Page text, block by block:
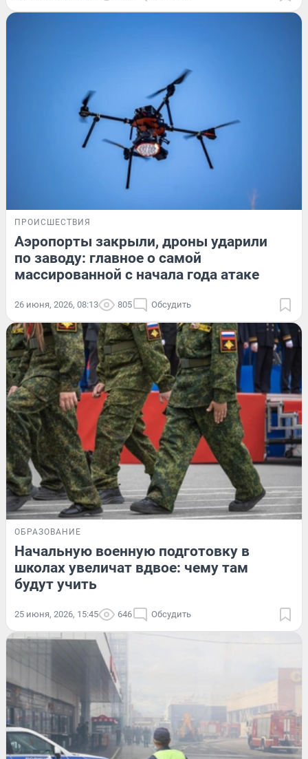
ПРОИСШЕСТВИЯ
Аэропорты закрыли, дроны ударили
по заводу: главное о самой
массированной с начала года атаке
26 июня, 2026, 08:13 805 Обсудить
ОБРАЗОВАНИЕ
Начальную военную подготовку в
школах увеличат вдвое: чему там
будут учить
25 июня, 2026, 15:45 646 Обсудить